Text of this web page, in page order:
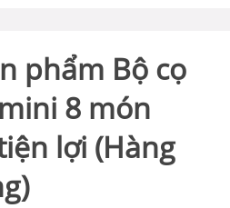
phẩm Bộ cọ
8 món
lợi (Hàng